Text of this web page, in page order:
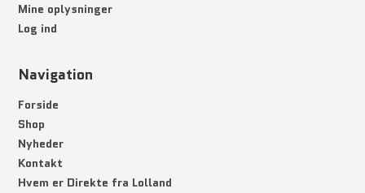
Mine oplysninger
Log ind
Navigation
Forside
Shop
Nyheder
Kontakt
Hvem er Direkte fra Lolland